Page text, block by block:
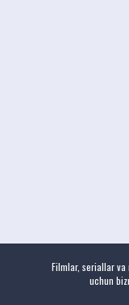
Filmlar, seriallar
uchun